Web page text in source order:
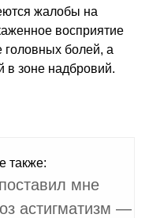
жалобы на
восприятие
болей, а
зоне надбровий.
также:
мне
астигматизм —